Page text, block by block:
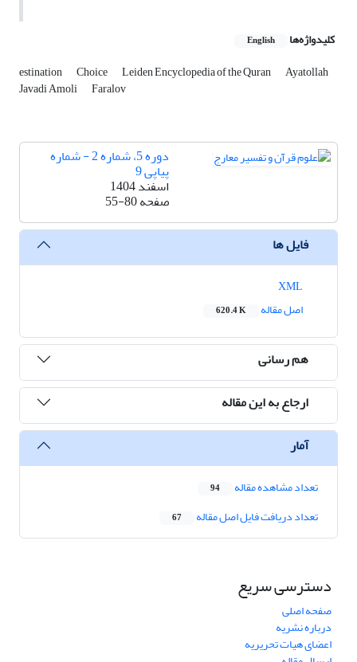
کلیدواژه‌ها English
estination Choice Leiden Encyclopedia of the Quran Ayatollah
Javadi Amoli Faralov
دوره 5، شماره 2 - شماره
پیاپی 9
اسفند 1404
صفحه55-80
فایل ها
اصل مقاله
620.4 K
هم رسانی
ارجاع به این مقاله
آمار
تعداد مشاهده مقاله 94
تعداد دریافت فایل اصل مقاله 67
دسترسی سریع
صفحه اصلی
درباره نشریه
اعضای هیات تحریریه